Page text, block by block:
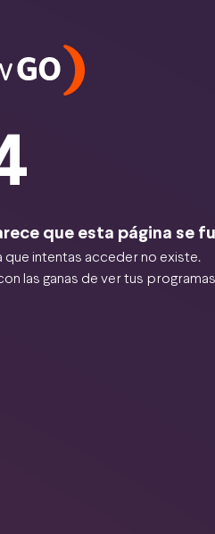
que esta página se
que intentas acceder no existe.
las ganas de ver tus